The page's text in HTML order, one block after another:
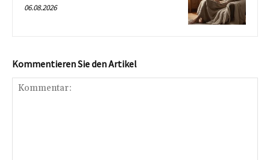
06.08.2026
Kommentieren Sie den Artikel